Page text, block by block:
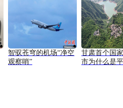
智驭苍穹的机场“净空
观察哨”
甘肃首个国
市为什么是